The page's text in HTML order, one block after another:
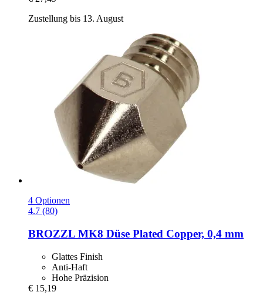
Zustellung bis 13. August
4 Optionen
4.7 (80)
BROZZL MK8 Düse Plated Copper, 0,4 mm
Glattes Finish
Anti-Haft
Hohe Präzision
€ 15,19